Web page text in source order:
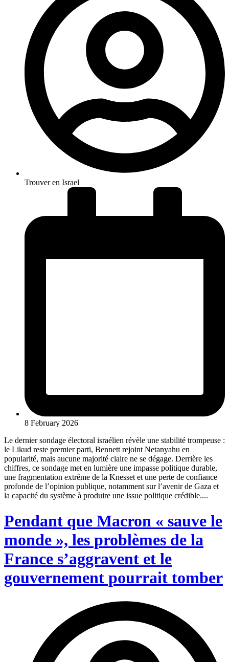
Trouver en Israel
8 February 2026
Le dernier sondage électoral israélien révèle une stabilité trompeuse :
le Likud reste premier parti, Bennett rejoint Netanyahu en
popularité, mais aucune majorité claire ne se dégage. Derrière les
chiffres, ce sondage met en lumière une impasse politique durable,
une fragmentation extrême de la Knesset et une perte de confiance
profonde de l’opinion publique, notamment sur l’avenir de Gaza et
la capacité du système à produire une issue politique crédible....
Pendant que Macron « sauve le
monde », les problèmes de la
France s’aggravent et le
gouvernement pourrait tomber